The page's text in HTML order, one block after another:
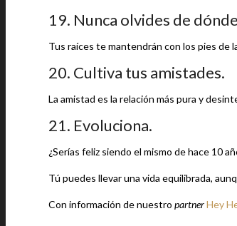
19. Nunca olvides de
Tus raíces te mantendrán con los pies de
20. Cultiva tus amistades.
La amistad es la relación más pura y
21. Evoluciona.
¿Serías feliz siendo el mismo de hace 10
Tú puedes llevar una vida equilibrada,
Con información de nuestro partnerHey